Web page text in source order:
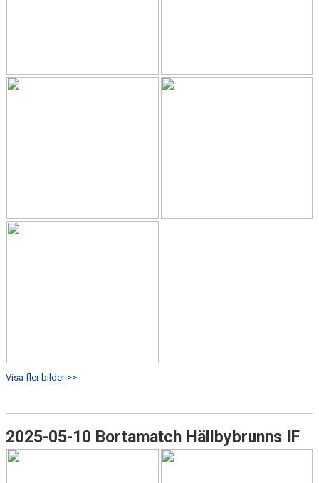
Visa fler bilder >>
2025-05-10 Bortamatch Hällbybrunns IF